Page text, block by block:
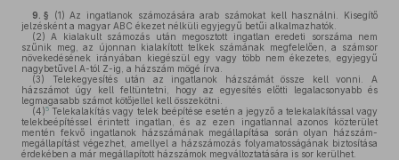
9. § (1) Az ingatlanok számozására arab számokat kell használni. Kisegítő
jelzésként a magyar ABC ékezet nélküli egyjegyű betűi alkalmazhatók.
(2) A kialakult számozás után megosztott ingatlan eredeti sorszáma nem
szűnik meg, az újonnan kialakított telkek számának megfelelően, a számsor
növekedésének irányában kiegészül egy vagy több nem ékezetes, egyjegyű
nagybetűvel A-tól Z-ig, a házszám mögé írva.
(3) Telekegyesítés után az ingatlanok házszámát össze kell vonni. A
házszámot úgy kell feltüntetni, hogy az egyesítés előtti legalacsonyabb és
legmagasabb számot kötőjellel kell összekötni.
(4)5 Telekalakítás vagy telek beépítése esetén a jegyző a telekalakítással vagy
telekbeépítéssel érintett ingatlan, és az ezen ingatlannal azonos közterület
mentén fekvő ingatlanok házszámának megállapítása során olyan házszám-
megállapítást végezhet, amellyel a házszámozás folyamatosságának biztosítása
érdekében a már megállapított házszámok megváltoztatására is sor kerülhet.